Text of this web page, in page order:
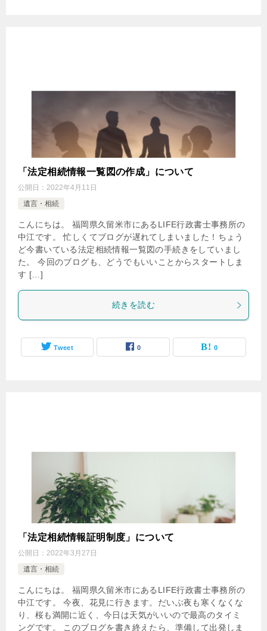
「法定相続情報一覧図の作成」について
公開日： 2022年4月11日
遺言・相続
こんにちは。 福岡県久留米市にあるLIFE行政書士事務所の
中江です。 忙しくてブログが遅れてしまいました！ちょう
ど今書いている法定相続情報一覧図の手続きをしていまし
た。 今回のブログも、どうでもいいことからスタートしま
す […]
続きを読む
Tweet 0 0
「法定相続情報証明制度」について
公開日： 2022年3月27日
遺言・相続
こんにちは。 福岡県久留米市にあるLIFE行政書士事務所の
中江です。 今夜、花見に行きます。だいぶ夜も寒くなくな
り、桜も満開に近く、今日は天気がいいので最高のタイミ
ングです。 このブログを書き終えたら、準備して出発しま